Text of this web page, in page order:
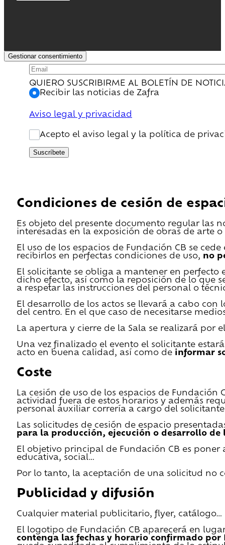
Gestionar consentimiento
QUIERO SUSCRIBIRME AL BOLETÍN DE
Recibir las noticias de Zafra
Aviso legal y privacidad
Acepto el aviso legal y la política de
Suscríbete
Condiciones de cesión de
Es objeto del presente documento regular las
interesadas en la exposición de obras de arte
El uso de los espacios de Fundación CB se
recibirlos en perfectas condiciones de uso, no
El solicitante se obliga a mantener en perfecto
dicho efecto, así como la reposición de lo que
a respetar las instrucciones del personal o
El desarrollo de los actos se llevará a cabo
del centro. En el que caso de necesitarse
La apertura y cierre de la Sala se realizará por
Una vez finalizado el evento el solicitante
acto en buena calidad, así como de informar
Coste
La cesión de uso de los espacios de
actividad fuera de estos horarios y además
personal auxiliar correría a cargo del
Las solicitudes de cesión de espacio
para la producción, ejecución o desarrollo de
El objetivo principal de Fundación CB es
educativa, social…
Por lo tanto, la aceptación de una solicitud
Publicidad y difusión
Cualquier material publicitario, flyer, catálogo…
El logotipo de Fundación CB aparecerá en
contenga las fechas y horario confirmado por